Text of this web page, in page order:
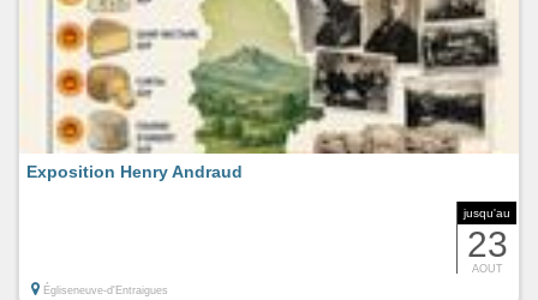
jusqu'au
23
AOUT
Exposition Henry Andraud
Égliseneuve-d'Entraigues